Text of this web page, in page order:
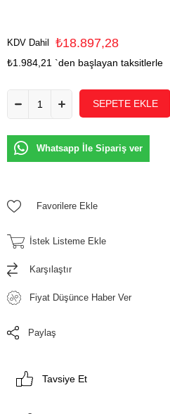
KDV Dahil ₺18.897,28
₺1.984,21 `den başlayan taksitlerle
Whatsapp İle Sipariş ver
Favorilere Ekle
İstek Listeme Ekle
Karşılaştır
Fiyat Düşünce Haber Ver
Paylaş
Tavsiye Et